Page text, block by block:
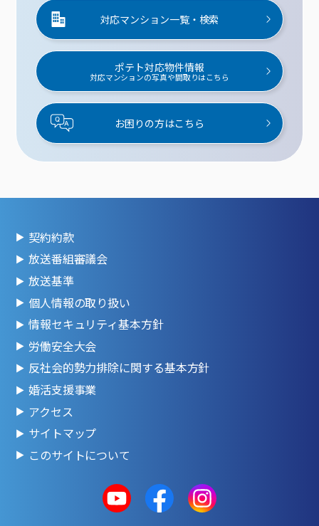
対応マンション一覧・検索
ポテト対応物件情報
対応マンションの写真や間取りはこちら
お困りの方はこちら
契約約款
放送番組審議会
放送基準
個人情報の取り扱い
情報セキュリティ基本方針
労働安全大会
反社会的勢力排除に関する基本方針
婚活支援事業
アクセス
サイトマップ
このサイトについて